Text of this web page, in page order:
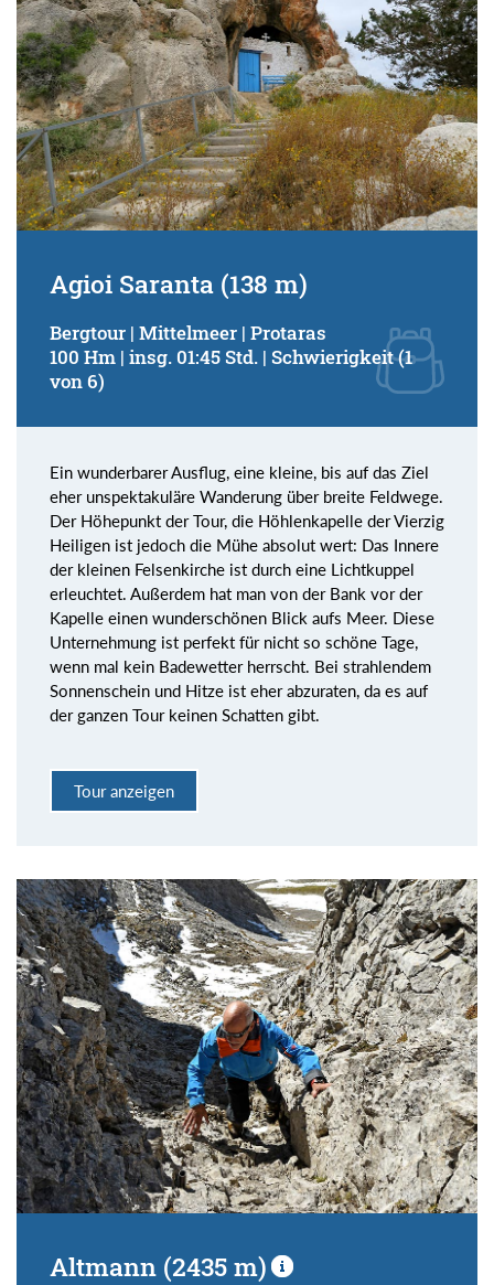
Agioi Saranta (138 m)
Bergtour | Mittelmeer | Protaras
100 Hm | insg. 01:45 Std. | Schwierigkeit (1
von 6)
Ein wunderbarer Ausflug, eine kleine, bis auf das Ziel
eher unspektakuläre Wanderung über breite Feldwege.
Der Höhepunkt der Tour, die Höhlenkapelle der Vierzig
Heiligen ist jedoch die Mühe absolut wert: Das Innere
der kleinen Felsenkirche ist durch eine Lichtkuppel
erleuchtet. Außerdem hat man von der Bank vor der
Kapelle einen wunderschönen Blick aufs Meer. Diese
Unternehmung ist perfekt für nicht so schöne Tage,
wenn mal kein Badewetter herrscht. Bei strahlendem
Sonnenschein und Hitze ist eher abzuraten, da es auf
der ganzen Tour keinen Schatten gibt.
Tour anzeigen
Altmann (2435 m)